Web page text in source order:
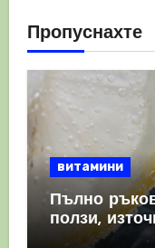
Пропуснахте
витамини
Пълно
ползи,
имунната